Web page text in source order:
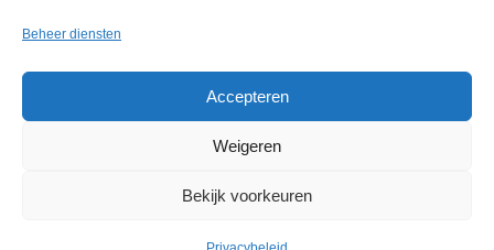
Beheer diensten
Accepteren
Weigeren
Bekijk voorkeuren
Verhuur Kroatië
Privacy &
Algemene voorwaarden